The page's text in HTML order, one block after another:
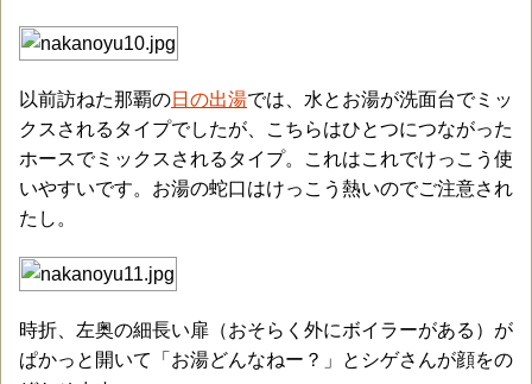
以前訪ねた那覇の日の出湯では、水とお湯が洗面台でミッ
クスされるタイプでしたが、こちらはひとつにつながった
ホースでミックスされるタイプ。これはこれでけっこう使
いやすいです。お湯の蛇口はけっこう熱いのでご注意され
たし。
時折、左奥の細長い扉（おそらく外にボイラーがある）が
ぱかっと開いて「お湯どんなねー？」とシゲさんが顔をの